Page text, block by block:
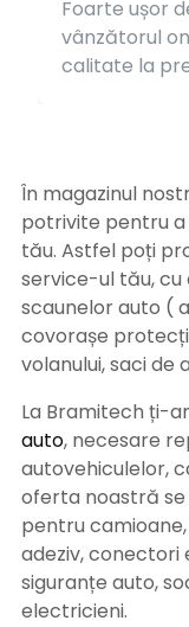
Foarte ușor
vânzătorul
calitate la
În magazinul
potrivite pentru a
tău. Astfel poți
service-ul tău,
scaunelor auto (
covorașe
volanului, saci de
La Bramitech ți-
auto, necesare
autovehiculelor,
oferta noastră
pentru
adeziv, conectori
siguranțe auto,
electricieni.